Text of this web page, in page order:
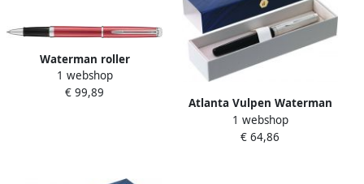
Waterman roller
HÃ©misphÃ¨re Coral Pink
met palladium detail
1 webshop
€ 99,89
Atlanta Vulpen Waterman
EmblÃ¨me Black Chrome
Trim M
1 webshop
€ 64,86